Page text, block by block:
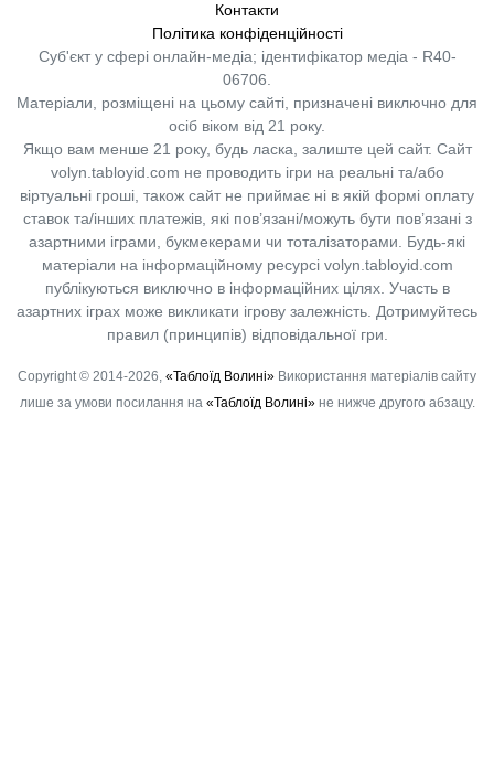
Контакти
Політика конфіденційності
Суб'єкт у сфері онлайн-медіа; ідентифікатор медіа - R40-
06706.
Матеріали, розміщені на цьому сайті, призначені виключно для
осіб віком від 21 року.
Якщо вам менше 21 року, будь ласка, залиште цей сайт. Сайт
volyn.tabloyid.com не проводить ігри на реальні та/або
віртуальні гроші, також сайт не приймає ні в якій формі оплату
ставок та/інших платежів, які пов’язані/можуть бути пов’язані з
азартними іграми, букмекерами чи тоталізаторами. Будь-які
матеріали на інформаційному ресурсі volyn.tabloyid.com
публікуються виключно в інформаційних цілях. Участь в
азартних іграх може викликати ігрову залежність. Дотримуйтесь
правил (принципів) відповідальної гри.
Copyright © 2014-2026, «Таблоїд Волині» Використання матеріалів сайту
лише за умови посилання на «Таблоїд Волині»не нижче другого абзацу.